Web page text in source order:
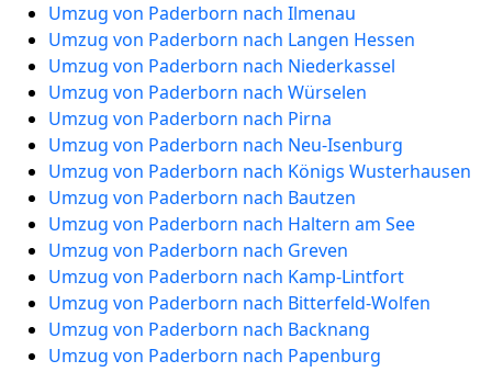
Umzug von Paderborn nach Ilmenau
Umzug von Paderborn nach Langen Hessen
Umzug von Paderborn nach Niederkassel
Umzug von Paderborn nach Würselen
Umzug von Paderborn nach Pirna
Umzug von Paderborn nach Neu-Isenburg
Umzug von Paderborn nach Königs Wusterhausen
Umzug von Paderborn nach Bautzen
Umzug von Paderborn nach Haltern am See
Umzug von Paderborn nach Greven
Umzug von Paderborn nach Kamp-Lintfort
Umzug von Paderborn nach Bitterfeld-Wolfen
Umzug von Paderborn nach Backnang
Umzug von Paderborn nach Papenburg